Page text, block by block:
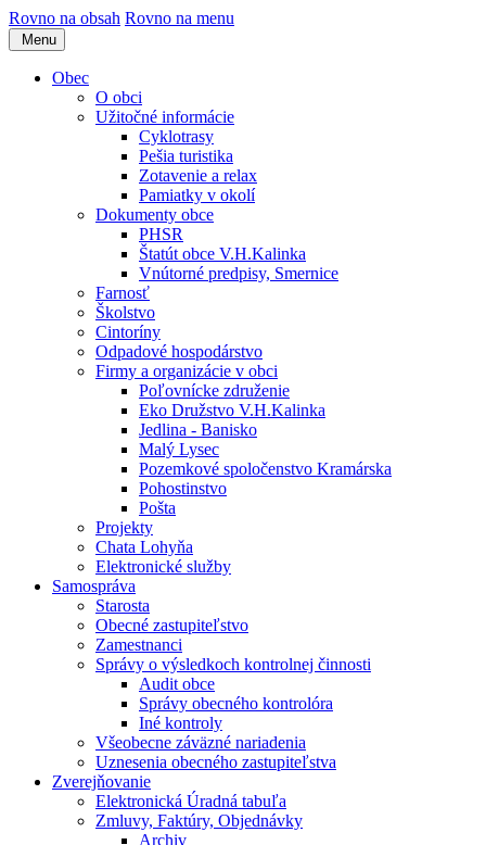
Rovno na obsah Rovno na menu
Menu
Obec
O obci
Užitočné informácie
Cyklotrasy
Pešia turistika
Zotavenie a relax
Pamiatky v okolí
Dokumenty obce
PHSR
Štatút obce V.H.Kalinka
Vnútorné predpisy, Smernice
Farnosť
Školstvo
Cintoríny
Odpadové hospodárstvo
Firmy a organizácie v obci
Poľovnícke združenie
Eko Družstvo V.H.Kalinka
Jedlina - Banisko
Malý Lysec
Pozemkové spoločenstvo Kramárska
Pohostinstvo
Pošta
Projekty
Chata Lohyňa
Elektronické služby
Samospráva
Starosta
Obecné zastupiteľstvo
Zamestnanci
Správy o výsledkoch kontrolnej činnosti
Audit obce
Správy obecného kontrolóra
Iné kontroly
Všeobecne záväzné nariadenia
Uznesenia obecného zastupiteľstva
Zverejňovanie
Elektronická Úradná tabuľa
Zmluvy, Faktúry, Objednávky
Archiv